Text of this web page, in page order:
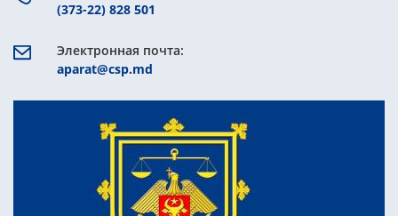
(373-22) 828 501
Электронная почта:
aparat@csp.md